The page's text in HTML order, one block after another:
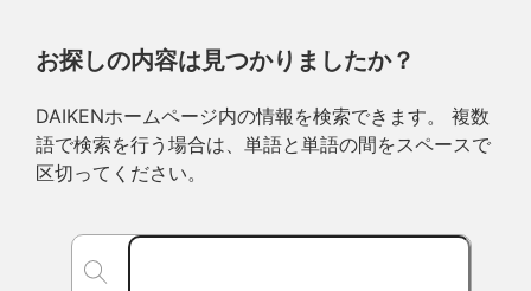
お探しの内容は見つかりましたか？
DAIKENホームページ内の情報を検索できます。 複数
語で検索を行う場合は、単語と単語の間をスペースで
区切ってください。